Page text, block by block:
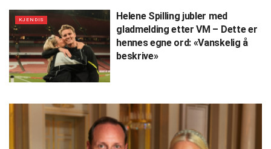
KJENDIS
Helene Spilling jubler med
gladmelding etter VM – Dette er
hennes egne ord: «Vanskelig å
beskrive»